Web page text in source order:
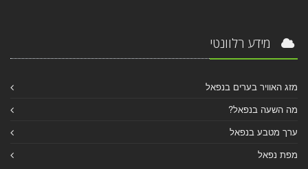
מידע רלוונטי
מזג האוויר בערים בנפאל
מה השעה בנפאל?
ערך מטבע בנפאל
מפת נפאל